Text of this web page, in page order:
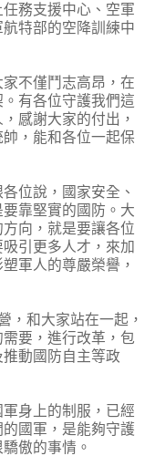
務支援中心、空軍
特部的空降訓練中
不僅鬥志高昂，在
有各位守護我們這
感謝大家的付出，
，能和各位一起保
位說，國家安全、
靠堅實的國防。大
向，就是要讓各位
引更多人才，來加
軍人的尊嚴榮譽，
，和大家站在一起，
要，進行改革，包
動國防自主等政
身上的制服，已經
國軍，是能夠守護
傲的事情。